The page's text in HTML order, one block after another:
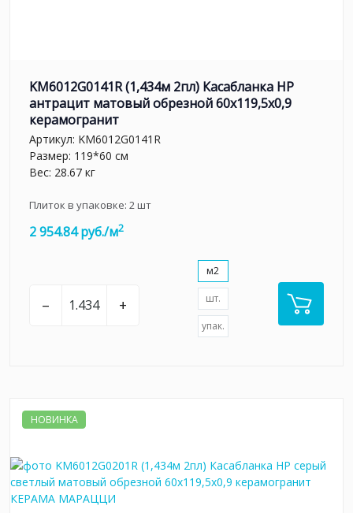
KM6012G0141R (1,434м 2пл) Касабланка HP
антрацит матовый обрезной 60x119,5x0,9
керамогранит
Артикул: KM6012G0141R
Размер: 119*60 см
Вес: 28.67 кг
Плиток в упаковке: 2шт
2 954.84 руб./м2
– +
м2
шт.
упак.
НОВИНКА